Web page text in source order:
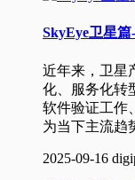
SkyEye卫星
近年来，卫星
化、服务化转
软件验证工作
为当下主流趋
2025-09-16